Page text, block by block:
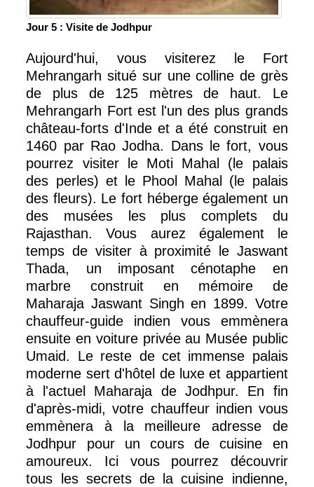
Jour 5 : Visite de Jodhpur
Aujourd'hui, vous visiterez le Fort
Mehrangarh situé sur une colline de grès
de plus de 125 mètres de haut. Le
Mehrangarh Fort est l'un des plus grands
château-forts d'Inde et a été construit en
1460 par Rao Jodha. Dans le fort, vous
pourrez visiter le Moti Mahal (le palais
des perles) et le Phool Mahal (le palais
des fleurs). Le fort héberge également un
des musées les plus complets du
Rajasthan. Vous aurez également le
temps de visiter à proximité le Jaswant
Thada, un imposant cénotaphe en
marbre construit en mémoire de
Maharaja Jaswant Singh en 1899. Votre
chauffeur-guide indien vous emmènera
ensuite en voiture privée au Musée public
Umaid. Le reste de cet immense palais
moderne sert d'hôtel de luxe et appartient
à l'actuel Maharaja de Jodhpur. En fin
d'après-midi, votre chauffeur indien vous
emmènera à la meilleure adresse de
Jodhpur pour un cours de cuisine en
amoureux. Ici vous pourrez découvrir
tous les secrets de la cuisine indienne,